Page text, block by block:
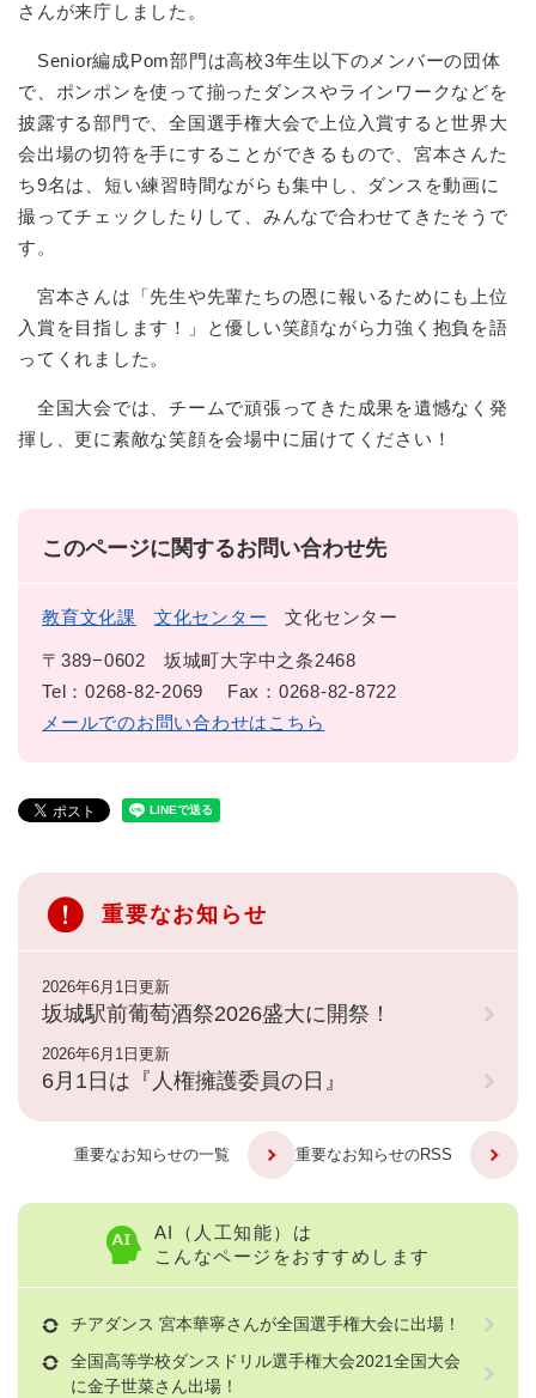
さんが来庁しました。
Senior編成Pom部門は高校3年生以下のメンバーの団体
で、ポンポンを使って揃ったダンスやラインワークなどを
披露する部門で、全国選手権大会で上位入賞すると世界大
会出場の切符を手にすることができるもので、宮本さんた
ち9名は、短い練習時間ながらも集中し、ダンスを動画に
撮ってチェックしたりして、みんなで合わせてきたそうで
す。
宮本さんは「先生や先輩たちの恩に報いるためにも上位
入賞を目指します！」と優しい笑顔ながら力強く抱負を語
ってくれました。
全国大会では、チームで頑張ってきた成果を遺憾なく発
揮し、更に素敵な笑顔を会場中に届けてください！
このページに関するお問い合わせ先
教育文化課 文化センター 文化センター
〒389−0602
坂城町大字中之条2468
Tel：0268-82-2069
Fax：0268-82-8722
メールでのお問い合わせはこちら
重要なお知らせ
2026年6月1日更新
坂城駅前葡萄酒祭2026盛大に開祭！
2026年6月1日更新
6月1日は『人権擁護委員の日』
重要なお知らせの一覧 重要なお知らせのRSS
AI（人工知能）は
こんなページをおすすめします
チアダンス 宮本華寧さんが全国選手権大会に出場！
全国高等学校ダンスドリル選手権大会2021全国大会
に金子世菜さん出場！